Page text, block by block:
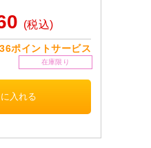
(税込)
36ポイントサービス
在庫限り